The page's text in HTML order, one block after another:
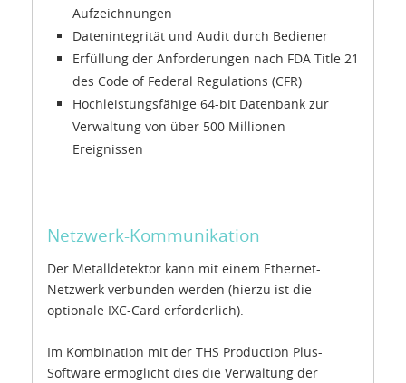
Aufzeichnungen
Datenintegrität und Audit durch Bediener
Erfüllung der Anforderungen nach FDA Title 21
des Code of Federal Regulations (CFR)
Hochleistungsfähige 64-bit Datenbank zur
Verwaltung von über 500 Millionen
Ereignissen
Netzwerk-Kommunikation
Der Metalldetektor kann mit einem Ethernet-
Netzwerk verbunden werden (hierzu ist die
optionale IXC-Card erforderlich).
Im Kombination mit der THS Production Plus-
Software ermöglicht dies die Verwaltung der